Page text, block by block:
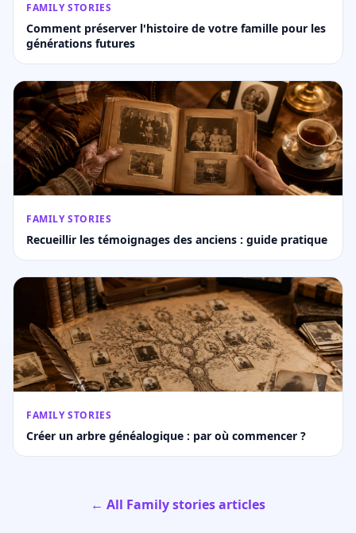
FAMILY STORIES
Comment préserver l'histoire de votre famille pour les
générations futures
FAMILY STORIES
Recueillir les témoignages des anciens : guide pratique
FAMILY STORIES
Créer un arbre généalogique : par où commencer ?
← All Family stories articles